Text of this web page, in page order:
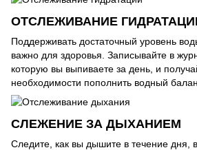
ОТСЛЕЖИВАНИЕ
Поддерживать достаточный уровень
важно для здоровья. Записывайте в
которую вы выпиваете за день, и
необходимости пополнить водный
СЛЕЖЕНИЕ ЗА ДЫХАНИЕМ
Следите, как вы дышите в течение дня,